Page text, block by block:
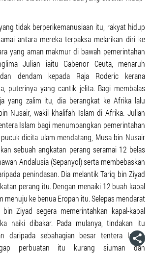
tidak berperikemanusiaan itu, rakyat hidup
antara mereka terpaksa melarikan diri ke
yang aman makmur di bawah pemerintahan
Julian iaitu Gabenor Ceuta, menaruh
dendam kepada Raja Roderic kerana
puterinya yang cantik jelita. Bagi membalas
yang zalim itu, dia berangkat ke Afrika lalu
Nusair, wakil khalifah Islam di Afrika. Julian
Islam bagi menumbangkan pemerintahan
pucuk dicita ulam mendatang, Musa bin Nusair
sebuah angkatan perang seramai 12 belas
Andalusia (Sepanyol) serta membebaskan
penindasan. Dia melantik Tariq bin Ziyad
perang itu. Dengan menaiki 12 buah kapal
menuju ke benua Eropah itu. Selepas mendarat
Ziyad segera memerintahkan kapal-kapal
naiki dibakar. Pada mulanya, tindakan itu
daripada sebahagian besar tentera Islam.
perbuatan itu kurang siuman dan